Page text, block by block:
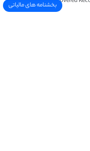
بخشنامه های مالیاتی